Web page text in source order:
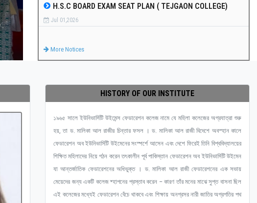
H.S.C BOARD EXAM SEAT PLAN ( TEJGAON COLLEGE)
Jul 01,2026
More Notices
HISTORY OF OUR INSTITUTE
১৯৬৫ সালে ইউনিভার্সিটি উইমেন্স ফেডারেশন কলেজ নামে যে মহিলা কলেজের অগ্রযাত্রা শুরু
হয়, তা ড. মালিকা আল রাজীর চিন্তার ফসল । ড. মালিকা আল রাজী বিদেশে অবস্হান কালে
ফেডারেশন অব ইউনিভার্সিটি উইমেনের সংস্পর্শে আসেন এবং দেশে ফিরেই তিনি বিশ্ববিদ্যালয়ের
শিক্ষিত মহিলাদের নিয়ে গঠন করেন তৎকালীন পূর্ব পাকিস্তান ফেডারেশন অব ইউনিভার্সিটি উইমেন
যা আন্তর্জাতিক ফেডারেশনের অধিভুক্ত । ড. মালিকা আল রাজী ফেডারেশনের এক সভায়
মেয়েদের জন্য একটি কলেজ ষ্হাপনের প্রস্তাব করেন – কারণ তাঁর মনের মাঝে সুপ্ত বাসনা ছিল
এই কলেজের মধ্যেই ফেডারেশন বেঁচে থাকবে এবং শিক্ষায় অনগ্রসর নারী জাতির অগ্রগতির পথ